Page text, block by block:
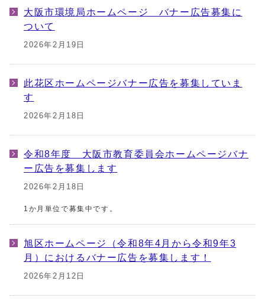
大阪市環境局ホームページ バナー広告募集に
ついて
2026年2月19日
此花区ホームページバナー広告を募集していま
す
2026年2月18日
令和8年度 大阪市教育委員会ホームページバナ
ー広告を募集します
2026年2月18日
1か月単位で募集中です。
旭区ホームページ（令和8年4月から令和9年3
月）におけるバナー広告を募集します！
2026年2月12日